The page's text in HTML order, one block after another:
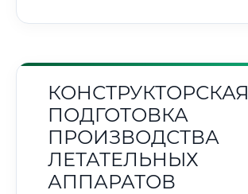
КОНСТРУКТОРСКАЯ
ПОДГОТОВКА
ПРОИЗВОДСТВА
ЛЕТАТЕЛЬНЫХ
АППАРАТОВ